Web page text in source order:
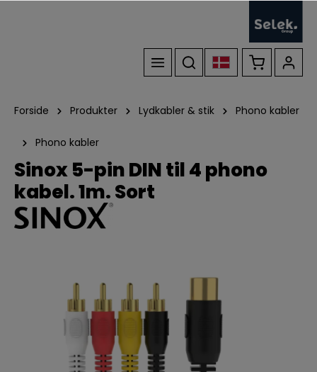
Forside Produkter Lydkabler & stik Phono kabler
Phono kabler
Sinox 5-pin DIN til 4 phono
kabel. 1m. Sort